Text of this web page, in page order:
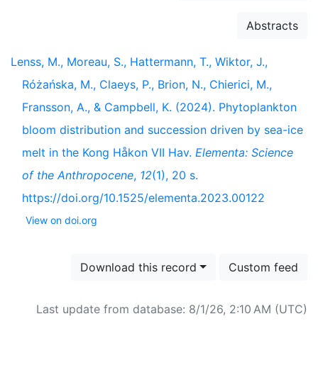
Abstracts
Lenss, M., Moreau, S., Hattermann, T., Wiktor, J.,
Różańska, M., Claeys, P., Brion, N., Chierici, M.,
Fransson, A., & Campbell, K. (2024). Phytoplankton
bloom distribution and succession driven by sea-ice
melt in the Kong Håkon VII Hav. Elementa: Science
of the Anthropocene, 12(1), 20 s.
https://doi.org/10.1525/elementa.2023.00122
View on doi.org
Download this record Custom feed
Last update from database: 8/1/26, 2:10 AM (UTC)